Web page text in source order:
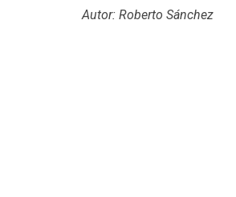
Autor: Roberto Sánchez